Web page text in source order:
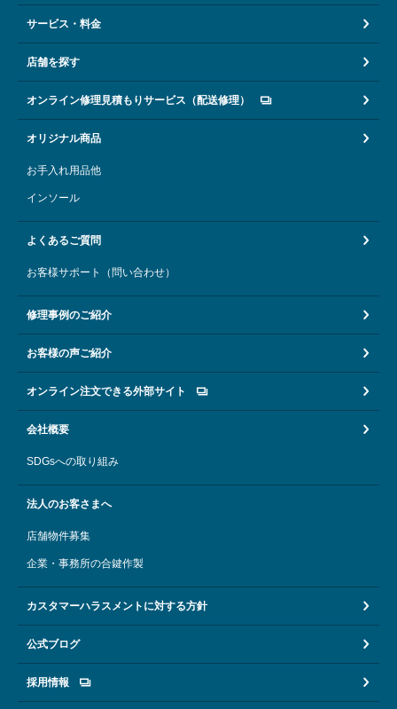
サービス・料金
店舗を探す
オンライン修理見積もりサービス（配送修理）
オリジナル商品
お手入れ用品他
インソール
よくあるご質問
お客様サポート（問い合わせ）
修理事例のご紹介
お客様の声ご紹介
オンライン注文できる外部サイト
会社概要
SDGsへの取り組み
法人のお客さまへ
店舗物件募集
企業・事務所の合鍵作製
カスタマーハラスメントに対する方針
公式ブログ
採用情報